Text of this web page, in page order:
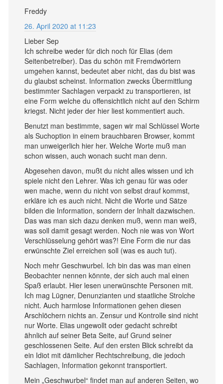
Freddy
26. April 2020 at 11:23
Lieber Sep
Ich schreibe weder für dich noch für Elias (dem
Seitenbetreiber). Das du schön mit Fremdwörtern
umgehen kannst, bedeutet aber nicht, das du bist was
du glaubst scheinst. Information zwecks Übermittlung
bestimmter Sachlagen verpackt zu transportieren, ist
eine Form welche du offensichtlich nicht auf den Schirm
kriegst. Nicht jeder der hier liest kommentiert auch.
Benutzt man bestimmte, sagen wir mal Schlüssel Worte
als Suchoption in einem brauchbaren Browser, kommt
man unweigerlich hier her. Welche Worte muß man
schon wissen, auch wonach sucht man denn.
Abgesehen davon, mußt du nicht alles wissen und ich
spiele nicht den Lehrer. Was ich genau für was oder
wen mache, wenn du nicht von selbst drauf kommst,
erkläre ich es auch nicht. Nicht die Worte und Sätze
bilden die Information, sondern der Inhalt dazwischen.
Das was man sich dazu denken muß, wenn man weiß,
was soll damit gesagt werden. Noch nie was von Wort
Verschlüsselung gehört was?! Eine Form die nur das
erwünschte Ziel erreichen soll (was es auch tut).
Noch mehr Geschwurbel. Ich bin das was man einen
Beobachter nennen könnte, der sich auch mal einen
Spaß erlaubt. Hier lesen unerwünschte Personen mit.
Ich mag Lügner, Denunzianten und staatliche Strolche
nicht. Auch harmlose Informationen gehen diesen
Arschlöchern nichts an. Zensur und Kontrolle sind nicht
nur Worte. Elias ungewollt oder gedacht schreibt
ähnlich auf seiner Beta Seite, auf Grund seiner
geschlossenen Seite. Auf den ersten Blick schreibt da
ein Idiot mit dämlicher Rechtschreibung, die jedoch
Sachlagen, Information gekonnt transportiert.
Mein „Geschwurbel“ findet man auf anderen Seiten, wo